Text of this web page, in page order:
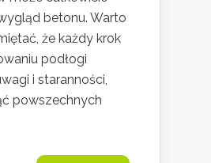
betonu. Warto
że każdy krok
podłogi
i staranności,
powszechnych